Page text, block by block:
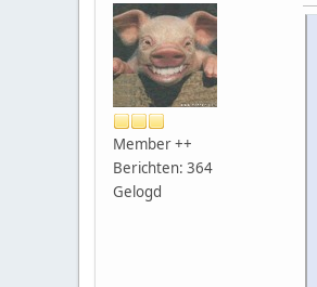
Member ++
Berichten: 364
Gelogd